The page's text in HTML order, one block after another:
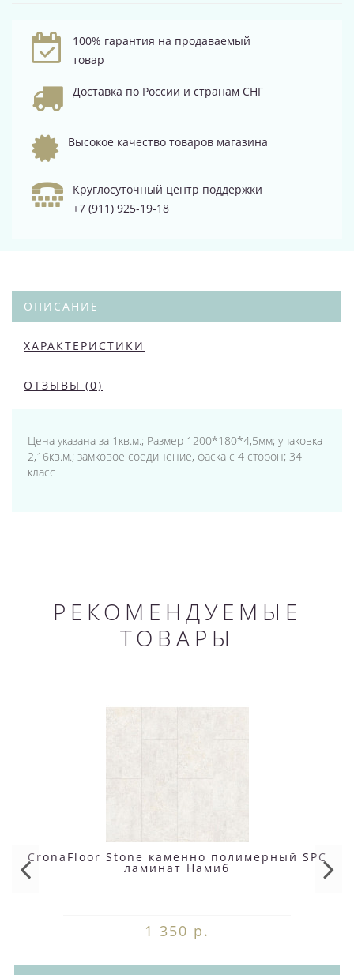
100% гарантия на продаваемый
товар
Доставка по России и странам СНГ
Высокое качество товаров магазина
Круглосуточный центр поддержки
+7 (911) 925-19-18
ОПИСАНИЕ
ХАРАКТЕРИСТИКИ
ОТЗЫВЫ (0)
Цена указана за 1кв.м.; Размер 1200*180*4,5мм; упаковка
2,16кв.м.; замковое соединение, фаска с 4 сторон; 34
класс
РЕКОМЕНДУЕМЫЕ
ТОВАРЫ
CronaFloor Stone каменно полимерный SPC
ламинат Намиб
1 350 р.